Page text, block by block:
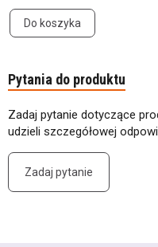
Do koszyka
Pytania do produktu
Zadaj pytanie dotyczące
udzieli szczegółowej
Zadaj pytanie